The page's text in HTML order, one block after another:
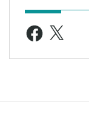
Facebook
X